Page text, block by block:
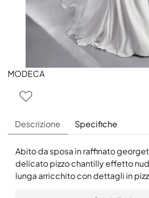
MODECA
Descrizione Specifiche
Abito da sposa in raffinato
delicato pizzo chantilly effetto
lunga arricchito con dettagli in